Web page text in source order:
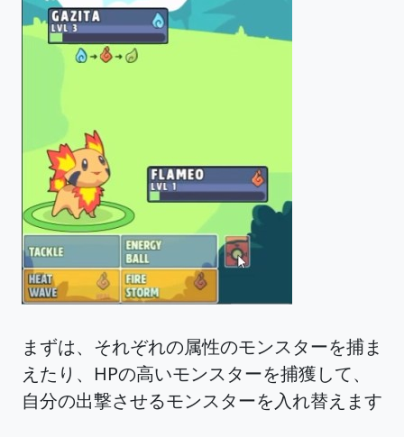
まずは、それぞれの属性のモンスターを捕ま
えたり、HPの高いモンスターを捕獲して、
自分の出撃させるモンスターを入れ替えます